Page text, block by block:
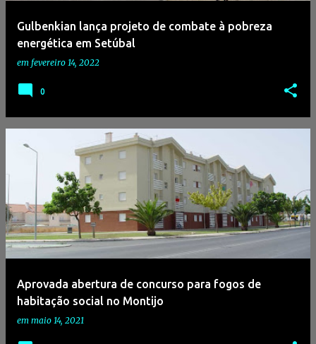
Gulbenkian lança projeto de combate à pobreza
energética em Setúbal
em fevereiro 14, 2022
0
Aprovada abertura de concurso para fogos de
habitação social no Montijo
em maio 14, 2021